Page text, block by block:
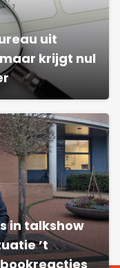
uit
krijgt nul
in talkshow
’t